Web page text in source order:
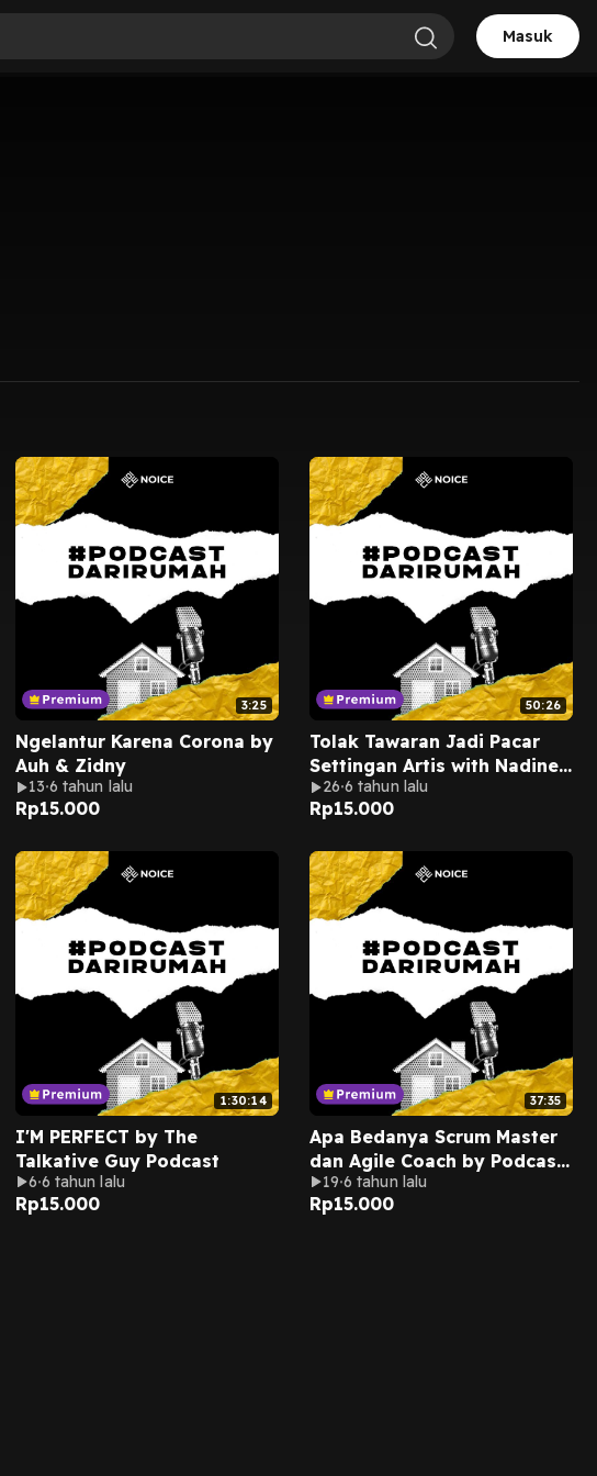
Masuk
3:25
Ngelantur Karena Corona by
Auh & Zidny
13 6 tahun lalu
Rp15.000
50:26
Tolak Tawaran Jadi Pacar
Settingan Artis with Nadine
Azzura by Podcast Hydrant
26 6 tahun lalu
Rp15.000
1:30:14
I'M PERFECT by The
Talkative Guy Podcast
6 6 tahun lalu
Rp15.000
37:35
Apa Bedanya Scrum Master
dan Agile Coach by Podcast
Dating
19 6 tahun lalu
Rp15.000